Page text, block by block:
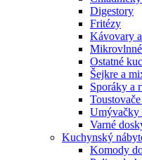
Digestory
Fritézy
Kávovary
Ostatné
Šejkre a
Sporáky a
Umývačky
Varné
Kuchynský
Komody